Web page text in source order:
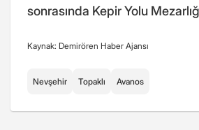
sonrasında Kepir Yolu
Kaynak: Demirören Haber Ajansı
Nevşehir Topaklı Avanos